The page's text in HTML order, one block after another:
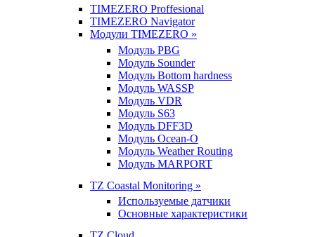
TIMEZERO Proffesional
TIMEZERO Navigator
Модули TIMEZERO »
Модуль PBG
Модуль Sounder
Модуль Bottom hardness
Модуль WASSP
Модуль VDR
Модуль S63
Модуль DFF3D
Модуль Ocean-O
Модуль Weather Routing
Модуль MARPORT
TZ Coastal Monitoring »
Используемые датчики
Основные характеристики